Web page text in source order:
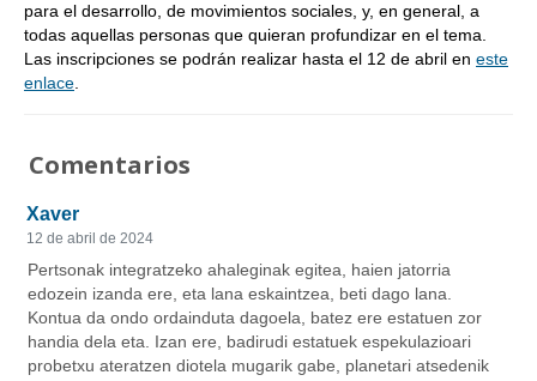
para el desarrollo, de movimientos sociales, y, en general, a
todas aquellas personas que quieran profundizar en el tema.
Las inscripciones se podrán realizar hasta el 12 de abril en este
enlace
Comentarios